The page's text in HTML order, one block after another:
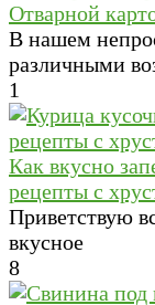
Отварной
В нашем
различными
1
Как вкусно
рецепты с
Приветствую
вкусное
8